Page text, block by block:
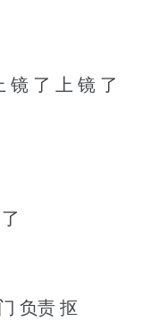
镜 了 上 镜 了
负责 抠